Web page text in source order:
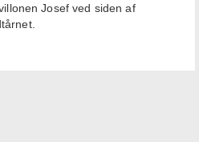
Josef ved siden af